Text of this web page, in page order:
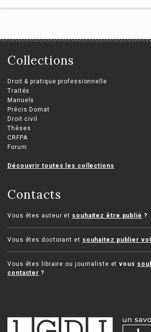
Collections
Droit & pratique professionnelle
Traités
Manuels
Précis Domat
Droit civil
Thèses
CRFPA
Forum
Découvrir toutes les collections
Contacts
Vous êtes auteur et souhaitez être publié ?
Vous êtes doctorant et souhaitez publier
Vous êtes libraire ou journaliste etvous
contacter ?